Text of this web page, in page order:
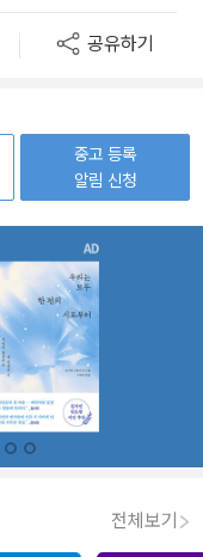
공유하기
중고 등록
알림 신청
전체보기